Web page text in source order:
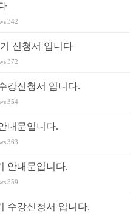
342
신청서 입니다
372
강신청서 입니다.
354
내문입니다.
363
안내문입니다.
359
수강신청서 입니다.